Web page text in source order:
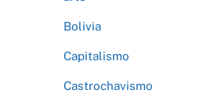
Bolivia
Capitalismo
Castrochavismo